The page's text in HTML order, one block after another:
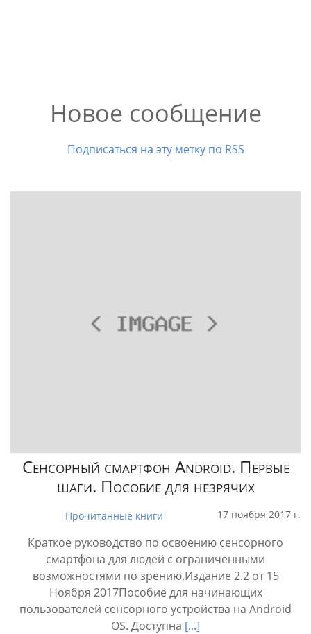
Новое сообщение
Подписаться на эту метку по RSS
Сенсорный смартфон Android. Первые
шаги. Пособие для незрячих
Прочитанные книги 17 ноября 2017 г.
Краткое руководство по освоению сенсорного
смартфона для людей с ограниченными
возможностями по зрению.Издание 2.2 от 15
Ноября 2017Пособие для начинающих
пользователей сенсорного устройства на Android
OS. Доступна [...]